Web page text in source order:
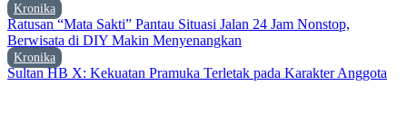
Kronika
Ratusan “Mata Sakti” Pantau Situasi Jalan 24 Jam Nonstop,
Berwisata di DIY Makin Menyenangkan
Kronika
Sultan HB X: Kekuatan Pramuka Terletak pada Karakter Anggota